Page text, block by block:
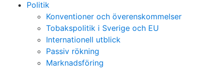
Politik
Konventioner och överenskommelser
Tobakspolitik i Sverige och EU
Internationell utblick
Passiv rökning
Marknadsföring